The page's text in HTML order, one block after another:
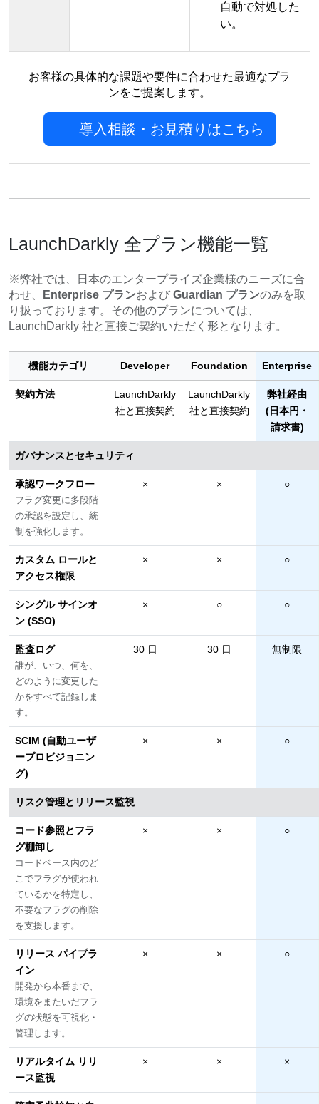
自動で対処した
い。
お客様の具体的な課題や要件に合わせた最適なプラ
ンをご提案します。
導入相談・お見積りはこちら
LaunchDarkly 全プラン機能一覧
※弊社では、日本のエンタープライズ企業様のニーズに合
わせ、
Enterprise プランおよび Guardian プランのみを取
り扱っております。その他のプランについては、
LaunchDarkly 社と直接ご契約いただく形となります。
機能カテゴリ Developer Foundation Enterprise
契約方法
LaunchDarkly
社と直接契約
LaunchDarkly
社と直接契約
弊社経由
(日本円・
請求書)
ガバナンスとセキュリティ
承認ワークフロー
フラグ変更に多段階
の承認を設定し、統
制を強化します。
× × ○
カスタム ロールと
アクセス権限
× × ○
シングル サインオ
ン (SSO)
× ○ ○
監査ログ
誰が、いつ、何を、
どのように変更した
かをすべて記録しま
す。
30 日 30 日 無制限
SCIM (自動ユーザ
ープロビジョニン
グ)
× × ○
リスク管理とリリース監視
コード参照とフラ
グ棚卸し
コードベース内のど
こでフラグが使われ
ているかを特定し、
不要なフラグの削除
を支援します。
× × ○
リリース パイプラ
イン
開発から本番まで、
環境をまたいだフラ
グの状態を可視化・
管理します。
× × ○
リアルタイム リリ
ース監視
× × ×